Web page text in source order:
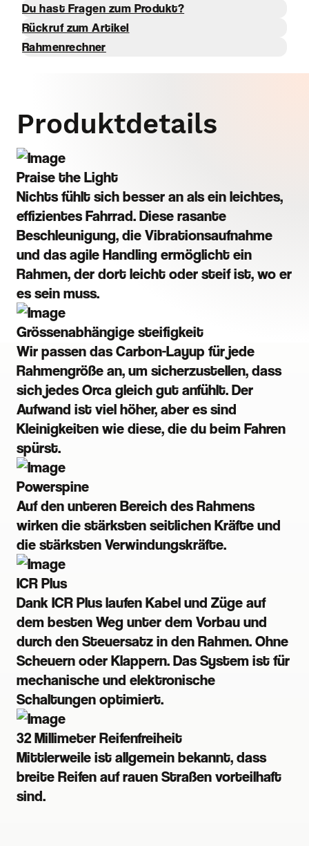
Du hast Fragen zum Produkt?
Rückruf zum Artikel
Rahmenrechner
Produktdetails
Praise the Light
Nichts fühlt sich besser an als ein leichtes,
effizientes Fahrrad. Diese rasante
Beschleunigung, die Vibrationsaufnahme
und das agile Handling ermöglicht ein
Rahmen, der dort leicht oder steif ist, wo er
es sein muss.
Grössenabhängige steifigkeit
Wir passen das Carbon-Layup für jede
Rahmengröße an, um sicherzustellen, dass
sich jedes Orca gleich gut anfühlt. Der
Aufwand ist viel höher, aber es sind
Kleinigkeiten wie diese, die du beim Fahren
spürst.
Powerspine
Auf den unteren Bereich des Rahmens
wirken die stärksten seitlichen Kräfte und
die stärksten Verwindungskräfte.
ICR Plus
Dank ICR Plus laufen Kabel und Züge auf
dem besten Weg unter dem Vorbau und
durch den Steuersatz in den Rahmen. Ohne
Scheuern oder Klappern. Das System ist für
mechanische und elektronische
Schaltungen optimiert.
32 Millimeter Reifenfreiheit
Mittlerweile ist allgemein bekannt, dass
breite Reifen auf rauen Straßen vorteilhaft
sind.